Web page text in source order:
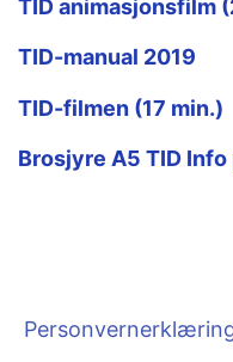
TID animasjonsfilm
TID-manual 2019
TID-filmen (17 min.)
Brosjyre A5 TID